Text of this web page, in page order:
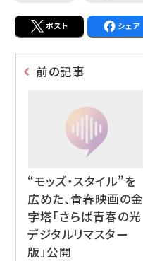
ポスト シェア
前の記事
“モッズ・スタイル”を
広めた、青春映画の金
字塔「さらば青春の光
デジタルリマスター
版」公開